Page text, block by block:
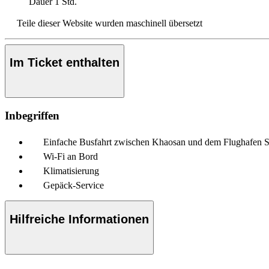
Teile dieser Website wurden maschinell übersetzt
Im Ticket enthalten
Inbegriffen
Einfache Busfahrt zwischen Khaosan und dem Flughafen
Wi-Fi an Bord
Klimatisierung
Gepäck-Service
Hilfreiche Informationen